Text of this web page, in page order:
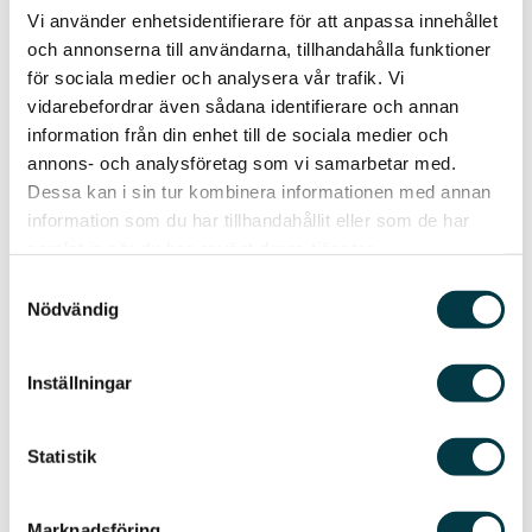
Vi använder enhetsidentifierare för att anpassa innehållet
och annonserna till användarna, tillhandahålla funktioner
för sociala medier och analysera vår trafik. Vi
vidarebefordrar även sådana identifierare och annan
information från din enhet till de sociala medier och
annons- och analysföretag som vi samarbetar med.
Dessa kan i sin tur kombinera informationen med annan
information som du har tillhandahållit eller som de har
Nödvändig
Inställningar
Statistik
flerfamiljshuskroppar som är
sammanbundna med ett
parkeringsgarage. Dessutom har vi
genomfört byggnation av gata intill
tvärbanan och en strandpromenad längs
Bällstaån. Projektet har varit mycket
pelarförstärkning. Vi har arbetat fram
andra aktörer där bland SL:s
trafikomledning och avstängningar med